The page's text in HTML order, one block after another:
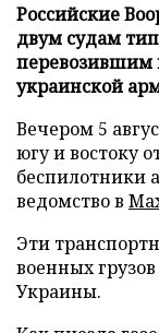
Российские
двум судам
перевозившим
украинской
Вечером 5
югу и востоку
беспилотники
ведомство в
Эти
военных
Украины.